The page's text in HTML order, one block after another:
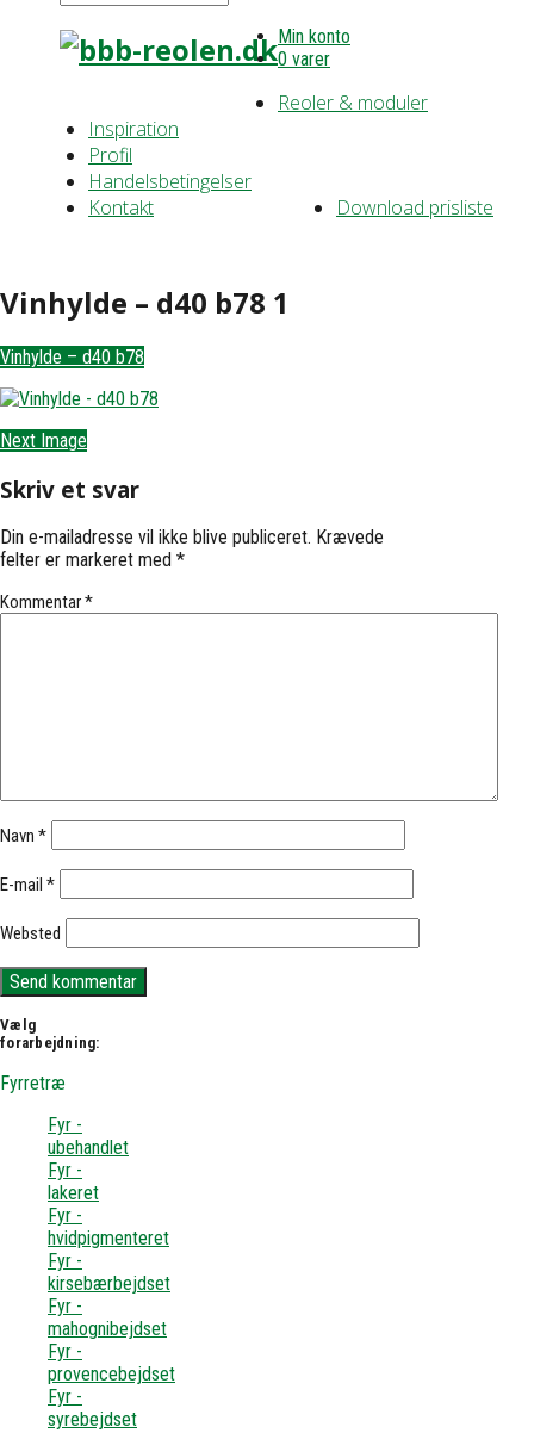
Min konto
0 varer
Reoler & moduler
Inspiration
Profil
Handelsbetingelser
Download prisliste
Kontakt
Vinhylde – d40 b78 1
Vinhylde – d40 b78
Next Image
Skriv et svar
Din e-mailadresse vil ikke blive publiceret. Krævede
felter er markeret med *
Kommentar*
Navn *
E-mail *
Websted
Vælg
forarbejdning:
Fyrretræ
Fyr -
ubehandlet
Fyr -
lakeret
Fyr -
hvidpigmenteret
Fyr -
kirsebærbejdset
Fyr -
mahognibejdset
Fyr -
provencebejdset
Fyr -
syrebejdset